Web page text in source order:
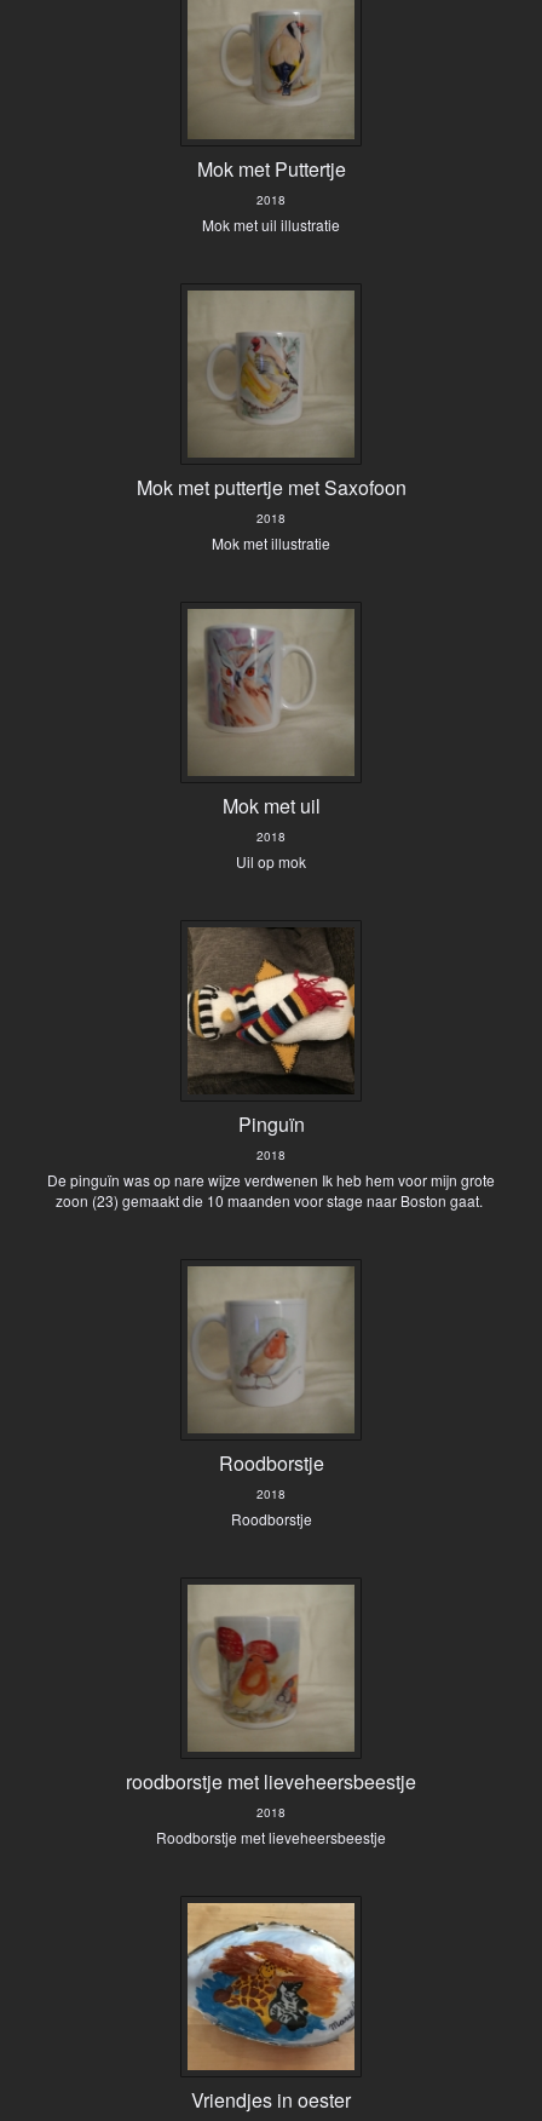
Mok met Puttertje
2018
Mok met uil illustratie
Mok met puttertje met Saxofoon
2018
Mok met illustratie
Mok met uil
2018
Uil op mok
Pinguïn
2018
De pinguïn was op nare wijze verdwenen Ik heb hem voor mijn grote
zoon (23) gemaakt die 10 maanden voor stage naar Boston gaat.
Roodborstje
2018
Roodborstje
roodborstje met lieveheersbeestje
2018
Roodborstje met lieveheersbeestje
Vriendjes in oester